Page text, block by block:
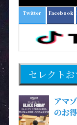
Twitter Facebook
セレクト
アマ
のお